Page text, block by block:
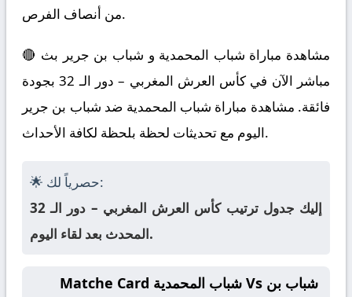
من أنصاف الفرص.
🔴 مشاهدة مباراة شباب المحمدية و شباب بن جرير بث
مباشر الآن في كأس العرش المغربي – دور الـ 32 بجودة
فائقة. مشاهدة مباراة شباب المحمدية ضد شباب بن جرير
اليوم مع تحديثات لحظة بلحظة لكافة الأحداث.
🌟 حصرياً لك:
إليك جدول ترتيب كأس العرش المغربي – دور الـ 32
المحدث بعد لقاء اليوم.
Matche Card شباب المحمدية Vs شباب بن